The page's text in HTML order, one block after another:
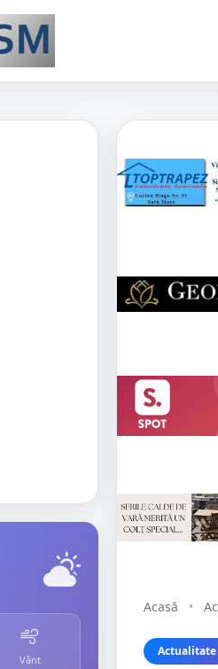
Vânt
Acasă •
Actualitate